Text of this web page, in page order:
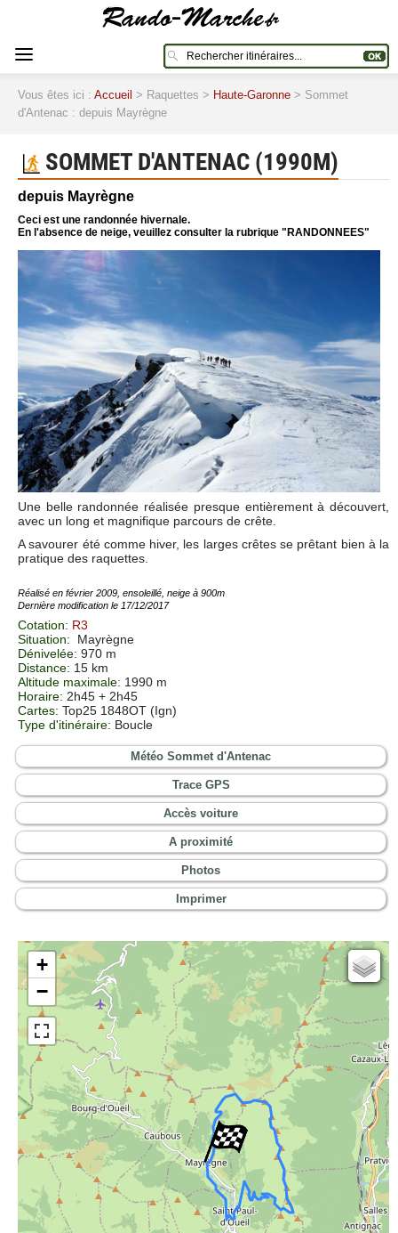
Vous êtes ici : Accueil > Raquettes > Haute-Garonne > Sommet
d'Antenac : depuis Mayrègne
SOMMET D'ANTENAC (1990M)
depuis Mayrègne
Ceci est une randonnée hivernale.
En l'absence de neige, veuillez consulter la rubrique "RANDONNEES"
Une belle randonnée réalisée presque entièrement à découvert,
avec un long et magnifique parcours de crête.
A savourer été comme hiver, les larges crêtes se prêtant bien à la
pratique des raquettes.
Réalisé en février 2009, ensoleillé, neige à 900m
Dernière modification le 17/12/2017
Cotation: R3
Situation:
Mayrègne
Dénivelée: 970 m
Distance: 15 km
Altitude maximale: 1990 m
Horaire: 2h45 + 2h45
Cartes: Top25 1848OT (Ign)
Type d'itinéraire: Boucle
Météo Sommet d'Antenac
Trace GPS
Accès voiture
A proximité
Photos
Imprimer
+
−
Cartes IGN
Open Topo Map
Open Street Map
ESRI Word Imagery
Photographies aériennes